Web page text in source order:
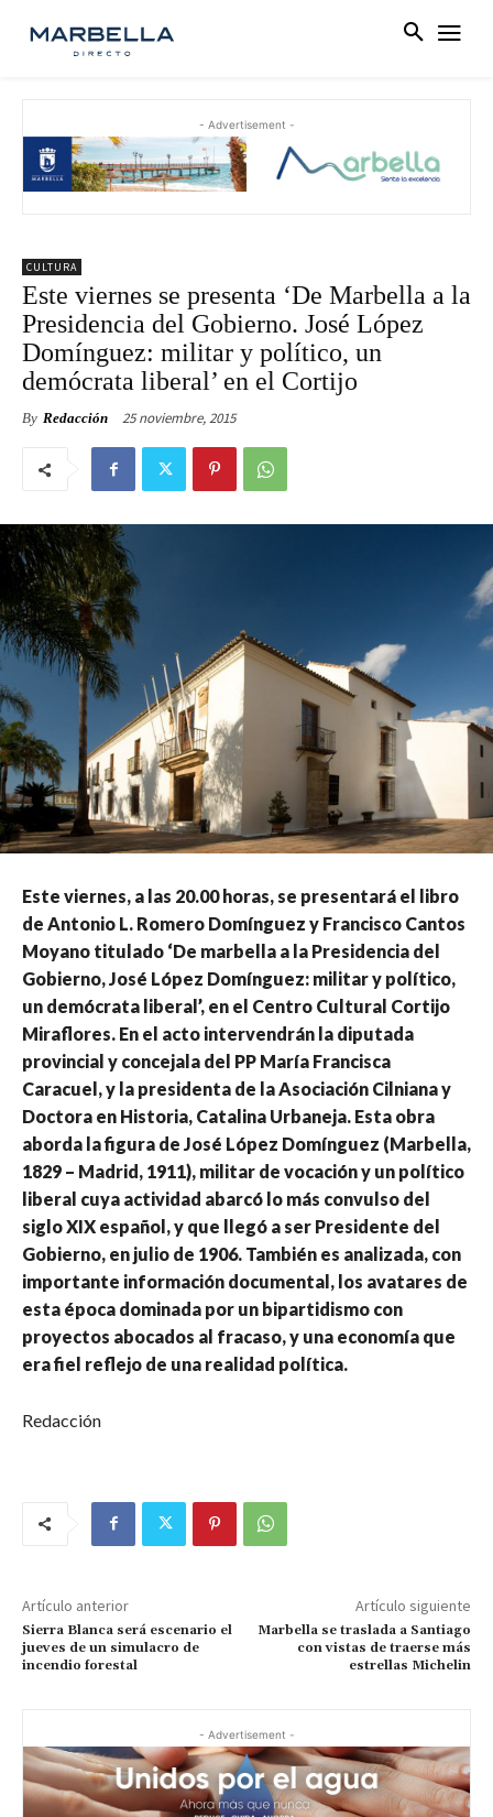
- Advertisement -
CULTURA
Este viernes se presenta ‘De Marbella a la
Presidencia del Gobierno. José López
Domínguez: militar y político, un
demócrata liberal’ en el Cortijo
By Redacción 25 noviembre, 2015
Este viernes, a las 20.00 horas, se presentará el libro
de Antonio L. Romero Domínguez y Francisco Cantos
Moyano titulado ‘De marbella a la Presidencia del
Gobierno, José López Domínguez: militar y político,
un demócrata liberal’, en el Centro Cultural Cortijo
Miraflores. En el acto intervendrán la diputada
provincial y concejala del PP María Francisca
Caracuel, y la presidenta de la Asociación Cilniana y
Doctora en Historia, Catalina Urbaneja. Esta obra
aborda la figura de José López Domínguez (Marbella,
1829 – Madrid, 1911), militar de vocación y un político
liberal cuya actividad abarcó lo más convulso del
siglo XIX español, y que llegó a ser Presidente del
Gobierno, en julio de 1906. También es analizada, con
importante información documental, los avatares de
esta época dominada por un bipartidismo con
proyectos abocados al fracaso, y una economía que
era fiel reflejo de una realidad política.
Redacción
Artículo anterior
Sierra Blanca será escenario el
jueves de un simulacro de
incendio forestal
Artículo siguiente
Marbella se traslada a Santiago
con vistas de traerse más
estrellas Michelin
- Advertisement -